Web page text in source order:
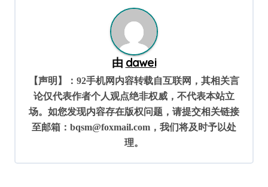
由 dawei
【声明】：92手机网内容转载自互联网，其相关言
论仅代表作者个人观点绝非权威，不代表本站立
场。如您发现内容存在版权问题，请提交相关链接
至邮箱：bqsm@foxmail.com，我们将及时予以处
理。